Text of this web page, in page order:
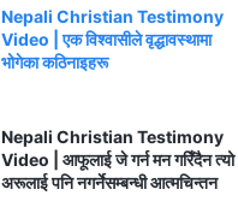
Nepali Christian Testimony
Video | एक विश्‍वासीले वृद्धावस्थामा
भोगेका कठिनाइहरू
Nepali Christian Testimony
Video | आफूलाई जे गर्न मन गरिँदैन त्यो
अरूलाई पनि नगर्नेसम्बन्धी आत्मचिन्तन